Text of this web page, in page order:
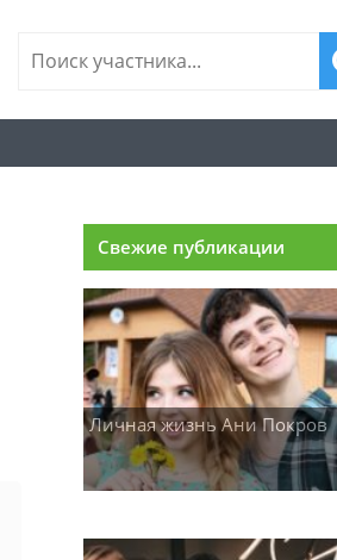
Свежие публикации
Личная жизнь Ани Покров